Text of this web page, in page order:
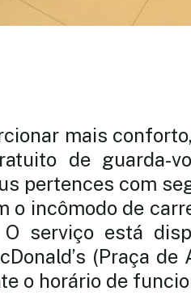
mais
de guarda-
pertences com
o incômodo de
serviço está
(Praça
o horário de